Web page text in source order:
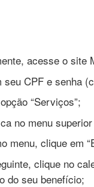
acesse o site
seu CPF e senha
“Serviços”;
no menu
menu, clique em
clique no
do seu benefício;